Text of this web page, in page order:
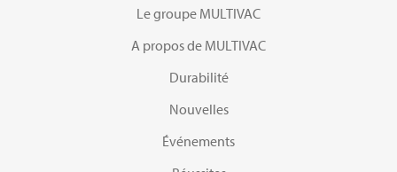
Le groupe MULTIVAC
A propos de MULTIVAC
Durabilité
Nouvelles
Événements